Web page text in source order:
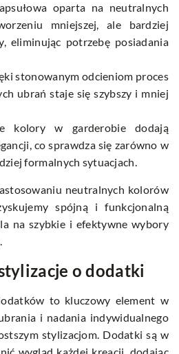
oparta na neutralnych
mniejszej, ale bardziej
eliminując potrzebę posiadania
stonowanym odcieniom proces
ubrań staje się szybszy i mniej
kolory w garderobie dodają
co sprawdza się zarówno w
formalnych sytuacjach.
neutralnych kolorów
spójną i funkcjonalną
na szybkie i efektywne wybory
o dodatki
to kluczowy element w
i nadania indywidualnego
stylizacjom. Dodatki są w